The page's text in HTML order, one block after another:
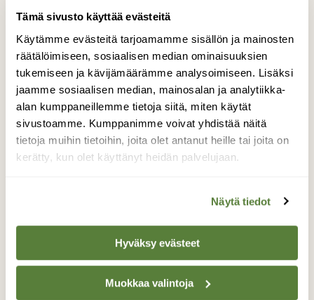
Tämä sivusto käyttää evästeitä
Käytämme evästeitä tarjoamamme sisällön ja mainosten
räätälöimiseen, sosiaalisen median ominaisuuksien
tukemiseen ja kävijämäärämme analysoimiseen. Lisäksi
jaamme sosiaalisen median, mainosalan ja analytiikka-
alan kumppaneillemme tietoja siitä, miten käytät
sivustoamme. Kumppanimme voivat yhdistää näitä
tietoja muihin tietoihin, joita olet antanut heille tai joita on
kerätty, kun olet käyttänyt heidän palvelujaan.
Näytä tiedot
Hyväksy evästeet
Muokkaa valintoja
Keskikesä
Katumajärvi 24.6.2023
TAKAISIN LISTAAN